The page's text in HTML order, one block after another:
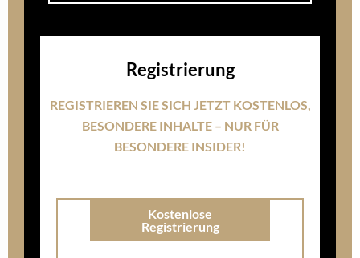
Registrierung
REGISTRIEREN SIE SICH JETZT KOSTENLOS,
BESONDERE INHALTE – NUR FÜR
BESONDERE INSIDER!
Kostenlose
Registrierung